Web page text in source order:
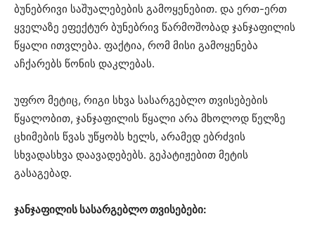
ბუნებრივი საშუალებების გამოყენებით. და ერთ-ერთ
ყველაზე ეფექტურ ბუნებრივ წარმოშობად ჯანჯაფილის
წყალი ითვლება. ფაქტია, რომ მისი გამოყენება
აჩქარებს წონის დაკლებას.
უფრო მეტიც, რიგი სხვა სასარგებლო თვისებების
წყალობით, ჯანჯაფილის წყალი არა მხოლოდ წელზე
ცხიმების წვას უწყობს ხელს, არამედ ებრძვის
სხვადასხვა დაავადებებს. გეპატიჟებით მეტის
გასაგებად.
ჯანჯაფილის სასარგებლო თვისებები: